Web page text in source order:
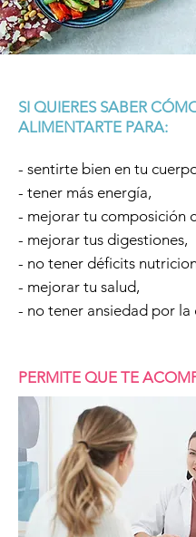
SI QUIERES SABER
ALIMENTARTE PARA:
- sentirte bien en tu
- tener más energía,
- mejorar tu composición
- mejorar tus digestiones,
- no tener déficits
- mejorar tu salud,
- no tener ansiedad por la
PERMITE QUE TE